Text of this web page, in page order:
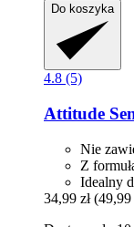
Do koszyka
4.8 (5)
Attitude
Nie
Z
Idealny
34,99 zł (49,99